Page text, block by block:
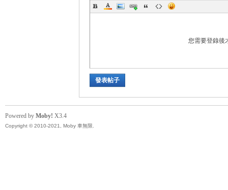
品
您需要登錄後
發表帖子
Powered by Moby! X3.4
Copyright © 2010-2021, Moby 車無限.